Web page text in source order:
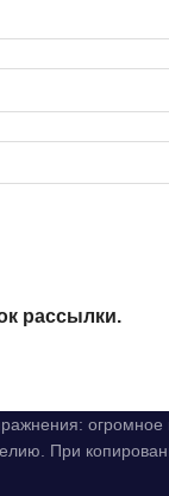
рассылки.
При